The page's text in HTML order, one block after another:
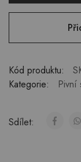
Kód produktu:
Kategorie:
Pivní
Sdílet: